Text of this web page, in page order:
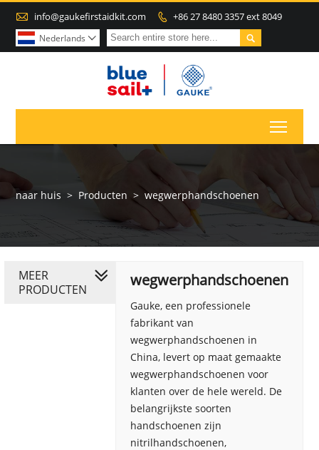
 info@gaukefirstaidkit.com  +86 27 8480 3357 ext 8049

Nederlands 
naar huis > Producten > wegwerphandschoenen
wegwerphandschoenen
Gauke, een professionele
fabrikant van
wegwerphandschoenen in
China, levert op maat gemaakte
wegwerphandschoenen voor
klanten over de hele wereld. De
belangrijkste soorten
handschoenen zijn
nitrilhandschoenen,
MEER
PRODUCTEN